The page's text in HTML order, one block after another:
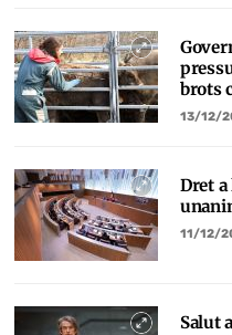
brots
13/12/
Dret
11/12/
Salut